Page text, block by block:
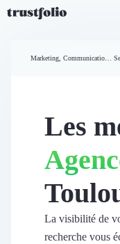
Widgets d'avis
Partage d’avis multicanal
Vidéo de témoignage
Parrainage
Révéler le réseau
Vitrine & média
Accueil
Marketing, Communication et Ventes
Les
La visibilité de
recherche vous